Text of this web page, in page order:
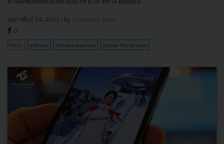
กุมภาพันธ์ 24, 2022 | By Techsauce Team
0
News alibaba alibaba express Durian Shack Siam